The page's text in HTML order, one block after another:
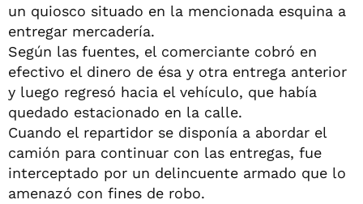
un quiosco situado en la mencionada esquina a
entregar mercadería.
Según las fuentes, el comerciante cobró en
efectivo el dinero de ésa y otra entrega anterior
y luego regresó hacia el vehículo, que había
quedado estacionado en la calle.
Cuando el repartidor se disponía a abordar el
camión para continuar con las entregas, fue
interceptado por un delincuente armado que lo
amenazó con fines de robo.